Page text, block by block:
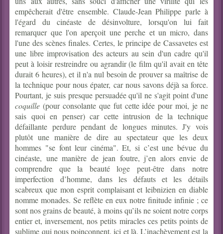
empêcherait d'être ensemble. Claude-Jean Philippe parle à
l'égard du cinéaste de désinvolture, lorsqu'on lui fait
remarquer que l'on aperçoit une perche et un micro, dans
l'une des scènes finales. Certes, le principe de Cassavetes est
une libre improvisation des acteurs au sein d'un cadre qu'il
peut à loisir restreindre ou agrandir (le film qu'il avait en tête
durait 6 heures), et il n'a nul besoin de prouver sa maîtrise de
la technique pour nous épater, car nous savons déjà sa force.
Pourtant, je suis presque persuadée qu'il ne s'agit point d'une
coquille (pour consolante que fut cette idée pour moi, je ne
sais quoi en penser) car cette intrusion de la technique
défaillante perdure pendant de longues minutes. J'y vois
plutôt une manière de dire au spectateur que les deux
hommes "se font leur cinéma". Et, si c’est une bévue du
cinéaste, une manière de jean foutre, j’en alors envie de
comprendre que la beauté loge peut-être dans notre
imperfection d’homme, dans les défauts et les détails
scabreux que mon esprit complaisant et leibnizien en diable
nomme monades. Se reflète en eux notre finitude infinie ; ce
sont nos grains de beauté, à moins qu’ils ne soient notre corps
entier et, inversement, nos petits miracles ces petits points de
sublime qui nous poinçonnent, ici et là. L’inachèvement est la